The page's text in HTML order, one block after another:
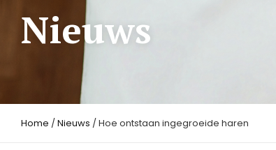
Nieuws
Home /Nieuws / Hoe ontstaan ingegroeide haren